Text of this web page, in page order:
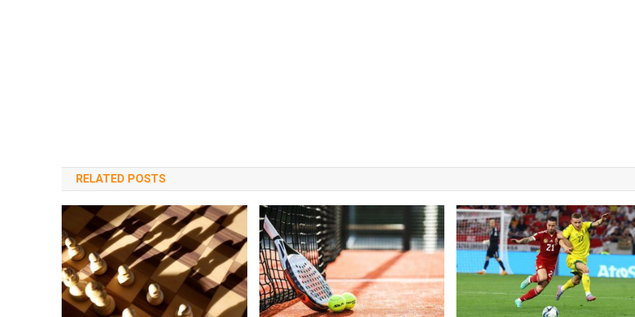
RELATED POSTS